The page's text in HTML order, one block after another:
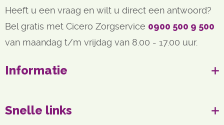
Heeft u een vraag en wilt u direct een antwoord?
Bel gratis met Cicero Zorgservice 0900 500 9 500
van maandag t/m vrijdag van 8.00 - 17.00 uur.
Informatie
Snelle links